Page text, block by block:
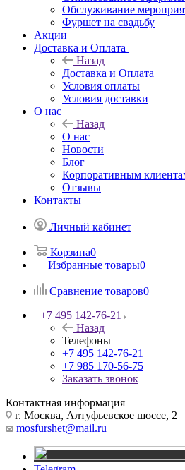
Обслуживание
Фуршет на свадьбу
Акции
Доставка и Оплата
Назад
Доставка и Оплата
Условия оплаты
Условия доставки
О нас
Назад
О нас
Новости
Блог
Корпоративным
Отзывы
Контакты
Личный кабинет
Корзина0
Избранные товары0
Сравнение товаров0
+7 495 142-76-21
Назад
Телефоны
+7 495 142-76-21
+7 985 170-56-75
Заказать звонок
Контактная информация
г. Москва, Алтуфьевское шоссе, 2
mosfurshet@mail.ru